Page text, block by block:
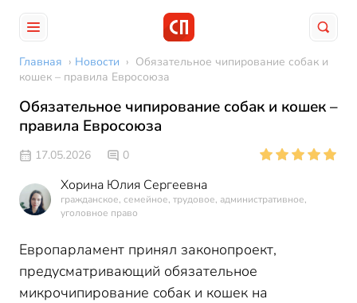
Главная › Новости › Обязательное чипирование собак и
кошек – правила Евросоюза
Обязательное чипирование собак и кошек –
правила Евросоюза
17.05.2026 0
Хорина Юлия Сергеевна
гражданское, семейное, трудовое, административное,
уголовное право
Европарламент принял законопроект,
предусматривающий обязательное
микрочипирование собак и кошек на